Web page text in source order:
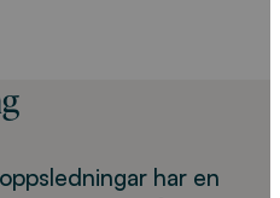
har en